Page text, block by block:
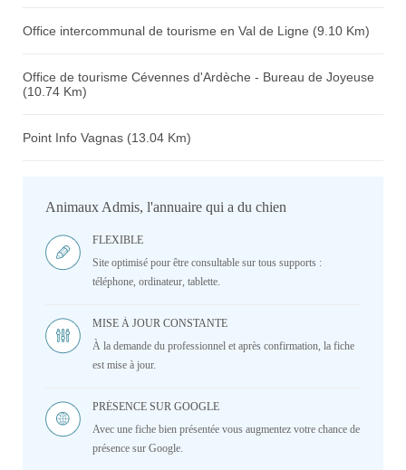
Office intercommunal de tourisme en Val de Ligne (9.10 Km)
Office de tourisme Cévennes d'Ardèche - Bureau de Joyeuse
(10.74 Km)
Point Info Vagnas (13.04 Km)
Animaux Admis, l'annuaire qui a du chien
FLEXIBLE
Site optimisé pour être consultable sur tous supports :
téléphone, ordinateur, tablette.
MISE À JOUR CONSTANTE
À la demande du professionnel et après confirmation, la fiche
est mise à jour.
PRÉSENCE SUR GOOGLE
Avec une fiche bien présentée vous augmentez votre chance de
présence sur Google.